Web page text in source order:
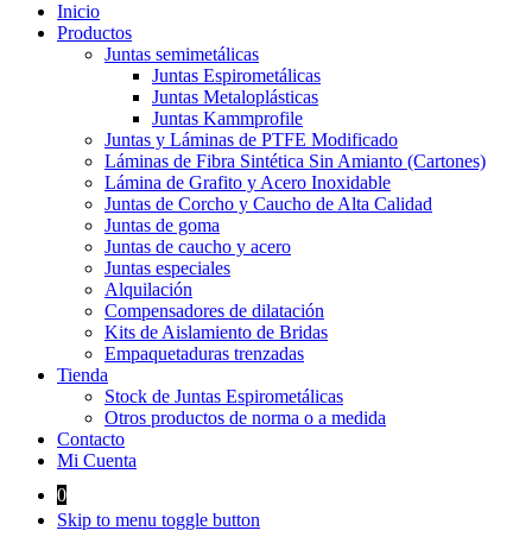
Inicio
Productos
Juntas semimetálicas
Juntas Espirometálicas
Juntas Metaloplásticas
Juntas Kammprofile
Juntas y Láminas de PTFE Modificado
Láminas de Fibra Sintética Sin Amianto (Cartones)
Lámina de Grafito y Acero Inoxidable
Juntas de Corcho y Caucho de Alta Calidad
Juntas de goma
Juntas de caucho y acero
Juntas especiales
Alquilación
Compensadores de dilatación
Kits de Aislamiento de Bridas
Empaquetaduras trenzadas
Tienda
Stock de Juntas Espirometálicas
Otros productos de norma o a medida
Contacto
Mi Cuenta
0
Skip to menu toggle button